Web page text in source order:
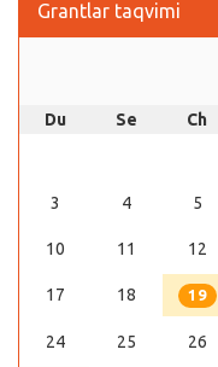
Grantlar taqvimi
Du Se Ch
3 4 5
10 11 12
17 18 19
24 25 26